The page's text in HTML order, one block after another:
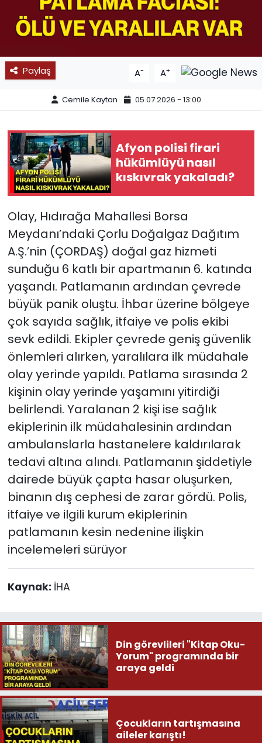
Paylaş A- A+
Cemile Kaytan 05.07.2026 - 13:00
Afyon polisi firari
hükümlüyü nasıl
kıskıvrak yakaladı?
Olay, Hıdırağa Mahallesi Borsa
Meydanı’ndaki Çorlu Doğalgaz Dağıtım
A.Ş.’nin (ÇORDAŞ) doğal gaz hizmeti
sunduğu 6 katlı bir apartmanın 6. katında
yaşandı. Patlamanın ardından çevrede
büyük panik oluştu. İhbar üzerine bölgeye
çok sayıda sağlık, itfaiye ve polis ekibi
sevk edildi. Ekipler çevrede geniş güvenlik
önlemleri alırken, yaralılara ilk müdahale
olay yerinde yapıldı. Patlama sırasında 2
kişinin olay yerinde yaşamını yitirdiği
belirlendi. Yaralanan 2 kişi ise sağlık
ekiplerinin ilk müdahalesinin ardından
ambulanslarla hastanelere kaldırılarak
tedavi altına alındı. Patlamanın şiddetiyle
dairede büyük çapta hasar oluşurken,
binanın dış cephesi de zarar gördü. Polis,
itfaiye ve ilgili kurum ekiplerinin
patlamanın kesin nedenine ilişkin
incelemeleri sürüyor
Kaynak: İHA
Din görevlileri "Kitap Oku-
Yorum" programında bir
araya geldi
Çocukların tartışmasına
aileler karıştı!